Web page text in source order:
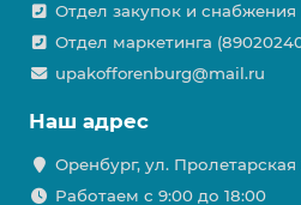
Отдел закупок и снабжения
Отдел маркетинга
upakofforenburg@mail.ru
Наш адрес
Оренбург, ул. Пролетарская
Работаем с 9:00 до 18:00